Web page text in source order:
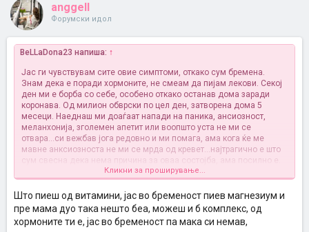
anggell
Форумски идол
BeLLaDona23 напиша: ↑
Јас ги чувствувам сите овие симптоми, откако сум бремена.
Знам дека е поради хормоните, не смеам да пијам лекови. Секој
ден ми е борба со себе, особено откако останав дома заради
коронава. Од милион обврски по цел ден, затворена дома 5
месеци. Наеднаш ми доаѓаат напади на паника, ансиозност,
меланхонија, зголемен апетит или воопшто уста не ми се
отвара...си вежбав јога редовно и ми помага, ама кога ќе ме
мавне анксиозноста не ми се мрда од кревет...најтрагично е што
сум свесна дека нема причина за оваа состојба, ама посилно е.
Се надевам откако ќе се породам дека ќе се средам, најмногу ми
е страв дека мојата психа му влијае и на бебето и така во круг...
Кликни за проширување...
Што пиеш од витамини, јас во бременост пиев магнезиум и
пре мама дуо така нешто беа, можеш и б комплекс, од
хормоните ти е, јас во бременост па мака си немав,